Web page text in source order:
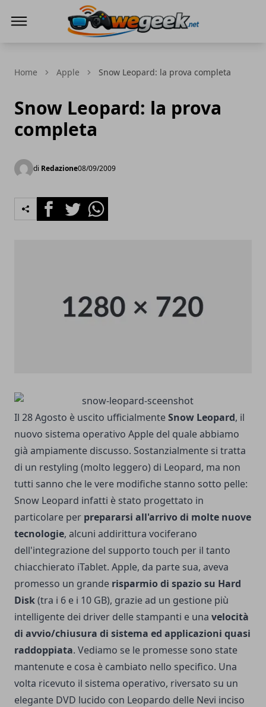
Home Apple Snow Leopard: la prova completa
Snow Leopard: la prova
completa
di Redazione08/09/2009
FacebookTwitterWhatsapp
Il 28 Agosto è uscito ufficialmenteSnow Leopard, il
nuovo sistema operativo Apple del quale abbiamo
già ampiamente discusso. Sostanzialmente si tratta
di un restyling (molto leggero) di Leopard, ma non
tutti sanno che le vere modifiche stanno sotto pelle:
Snow Leopard infatti è stato progettato in
particolare per prepararsi all'arrivo di molte nuove
tecnologie, alcuni addirittura vociferano
dell'integrazione del supporto touch per il tanto
chiacchierato iTablet. Apple, da parte sua, aveva
promesso un grande risparmio di spazio su Hard
Disk(tra i 6 e i 10 GB), grazie ad un gestione più
intelligente dei driver delle stampanti e una velocità
di avvio/chiusura di sistema ed applicazioni quasi
raddoppiata. Vediamo se le promesse sono state
mantenute e cosa è cambiato nello specifico. Una
volta ricevuto il sistema operativo, riversato su un
elegante DVD lucido con Leopardo delle Nevi inciso